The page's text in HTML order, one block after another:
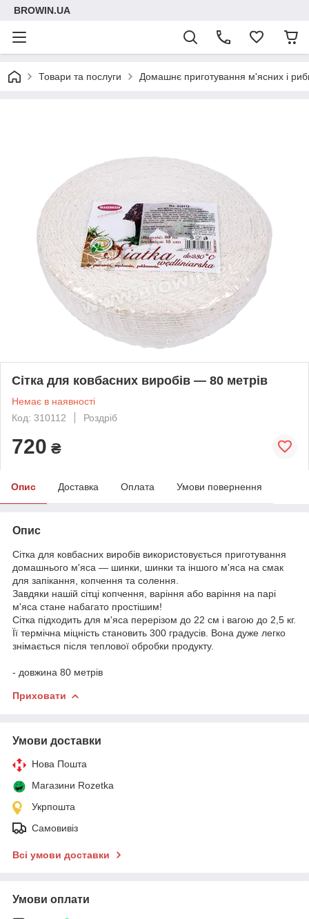
BROWIN.UA
Товари та послуги Домашнє приготування м'ясних і
Сітка для ковбасних виробів — 80 метрів
Немає в наявності
Код: 310112
Роздріб
720 ₴
Опис Доставка Оплата Умови повернення
Опис
Сітка для ковбасних виробів використовується приготування
домашнього м'яса — шинки, шинки та іншого м'яса на смак
для запікання, копчення та солення.
Завдяки нашій сітці копчення, варіння або варіння на парі
м'яса стане набагато простішим!
Сітка підходить для м'яса перерізом до 22 см і вагою до 2,5 кг.
Її термічна міцність становить 300 градусів. Вона дуже легко
знімається після теплової обробки продукту.
- довжина 80 метрів
Приховати
Умови доставки
Нова Пошта
Магазини Rozetka
Укрпошта
Самовивіз
Всі умови доставки
Умови оплати